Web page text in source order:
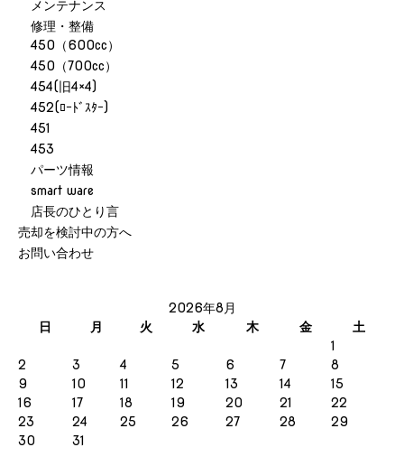
メンテナンス
修理・整備
450（600cc）
450（700cc）
454(旧4×4)
452(ﾛｰﾄﾞｽﾀｰ)
451
453
パーツ情報
smart ware
店長のひとり言
売却を検討中の方へ
お問い合わせ
2026年8月
日
月 火 水 木 金
土
1
2
3 4 5 6 7
8
9
10 11 12 13 14
15
16
17 18 19 20 21
22
23
24 25 26 27 28
29
30
31